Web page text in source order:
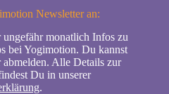
Newsletter an:
monatlich Infos zu
bei Yogimotion. Du kannst
Alle Details zur
Du in unserer
.